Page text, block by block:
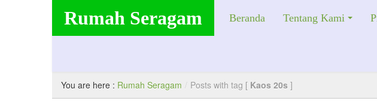
Rumah Seragam Beranda Tentang Kami
You are here : Rumah Seragam / Posts with tag [ Kaos 20s ]